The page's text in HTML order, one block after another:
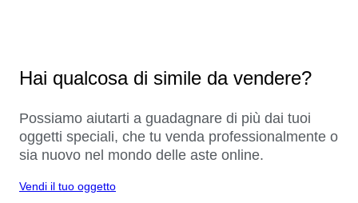
Hai qualcosa di simile da vendere?
Possiamo aiutarti a guadagnare di più dai tuoi
oggetti speciali, che tu venda professionalmente o
sia nuovo nel mondo delle aste online.
Vendi il tuo oggetto